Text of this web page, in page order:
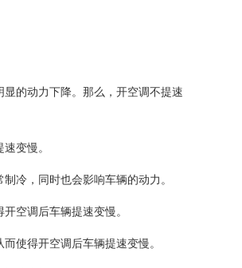
的动力下降。那么，开空调不提速
变慢。
冷，同时也会影响车辆的动力。
空调后车辆提速变慢。
使得开空调后车辆提速变慢。